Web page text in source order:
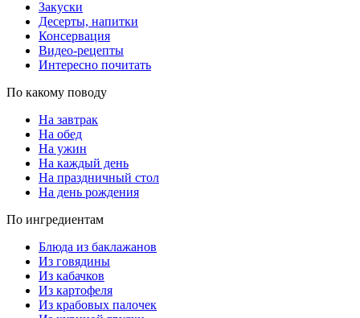
Закуски
Десерты, напитки
Консервация
Видео-рецепты
Интересно почитать
По какому поводу
На завтрак
На обед
На ужин
На каждый день
На праздничный стол
На день рождения
По ингредиентам
Блюда из баклажанов
Из говядины
Из кабачков
Из картофеля
Из крабовых палочек